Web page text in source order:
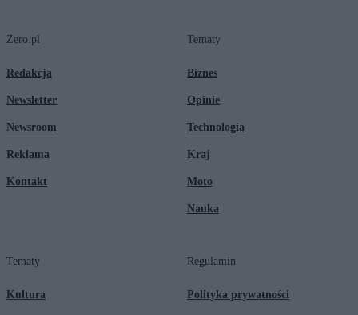
Zero.pl
Redakcja
Newsletter
Newsroom
Reklama
Kontakt
Tematy
Biznes
Opinie
Technologia
Kraj
Moto
Nauka
Tematy
Kultura
Regulamin
Polityka prywatności